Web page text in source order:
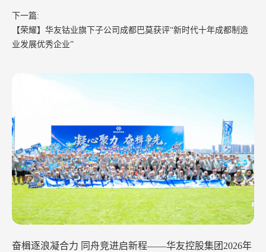
华友钴业2026年中工作会议在苏州召开
下一篇:
【荣耀】华友钴业旗下子公司成都巴莫获评“新时代十年成都制造
业发展优秀企业”